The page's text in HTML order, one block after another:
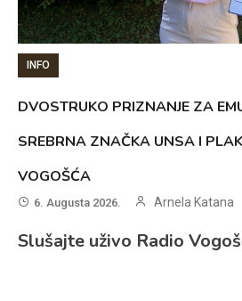
INFO
DVOSTRUKO PRIZNANJE ZA
SREBRNA ZNAČKA UNSA I
VOGOŠĆA
6. Augusta 2026. Arnela Katana
Slušajte uživo Radio